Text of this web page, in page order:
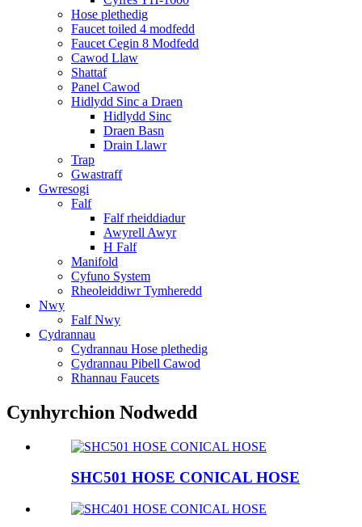
Hose plethedig
Faucet toiled 4 modfedd
Faucet Cegin 8 Modfedd
Cawod Llaw
Shattaf
Panel Cawod
Hidlydd Sinc a Draen
Hidlydd Sinc
Draen Basn
Drain Llawr
Trap
Gwastraff
Gwresogi
Falf
Falf rheiddiadur
Awyrell Awyr
H Falf
Manifold
Cyfuno System
Rheoleiddiwr Tymheredd
Nwy
Falf Nwy
Cydrannau
Cydrannau Hose plethedig
Cydrannau Pibell Cawod
Rhannau Faucets
Cynhyrchion Nodwedd
SHC501 HOSE CONICAL HOSE